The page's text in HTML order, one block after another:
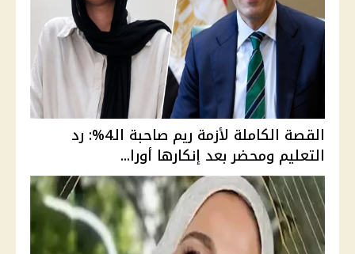
القصة الكاملة لأزمة ريم صاحبة الـ4%: رد
التعليم ومحضر بعد إنكارها أورا...